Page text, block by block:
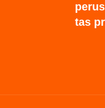
tas